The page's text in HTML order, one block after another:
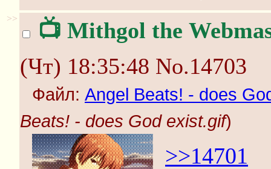
>>
📺️ Mithgol the
(Чт) 18:35:48 No.14703
Файл: Angel Beats! - does
Beats! - does God exist.gif)
>>14701